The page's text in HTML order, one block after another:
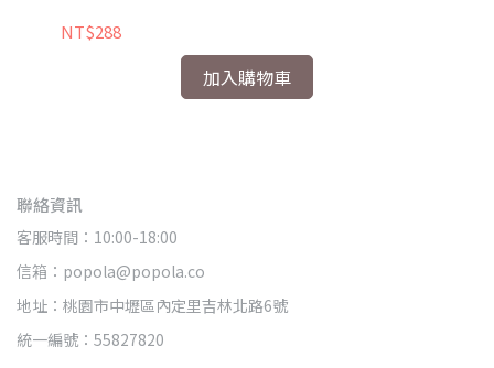
NT$288
加入購物車
聯絡資訊
客服時間：10:00-18:00
信箱：popola@popola.co
地址：桃園市中壢區內定里吉林北路6號
統一編號：55827820